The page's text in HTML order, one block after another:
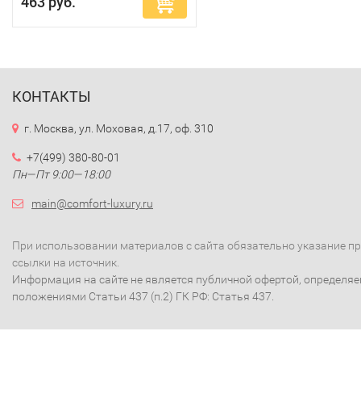
КОНТАКТЫ
г. Москва, ул. Моховая, д.17, оф. 310
+7(499) 380-80-01
Пн—Пт 9:00—18:00
main@comfort-luxury.ru
При использовании материалов с сайта обязательно указание
ссылки на источник.
Информация на сайте не является публичной офертой,
положениями Статьи 437 (п.2) ГК РФ: Статья 437.